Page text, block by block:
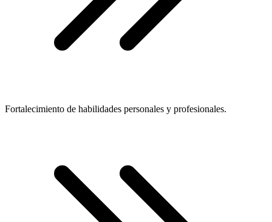
Fortalecimiento de habilidades personales y profesionales.